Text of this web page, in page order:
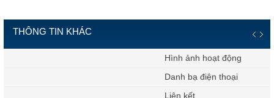
THÔNG TIN KHÁC
Hình ảnh hoạt động
Danh bạ điện thoại